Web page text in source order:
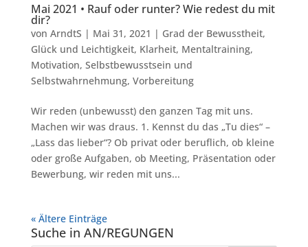
Mai 2021 • Rauf oder runter? Wie redest du mit
dir?
von ArndtS | Mai 31, 2021 | Grad der Bewusstheit,
Glück und Leichtigkeit, Klarheit, Mentaltraining,
Motivation, Selbstbewusstsein und
Selbstwahrnehmung, Vorbereitung
Wir reden (unbewusst) den ganzen Tag mit uns.
Machen wir was draus. 1. Kennst du das „Tu dies“ –
„Lass das lieber“? Ob privat oder beruflich, ob kleine
oder große Aufgaben, ob Meeting, Präsentation oder
Bewerbung, wir reden mit uns...
« Ältere Einträge
Suche in AN/REGUNGEN